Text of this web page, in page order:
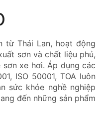
từ Thái Lan, hoạt động
sơn và chất liệu phủ,
xe hơi. Áp dụng các
ISO 50001, TOA luôn
sức khỏe nghề nghiệp
đến những sản phẩm